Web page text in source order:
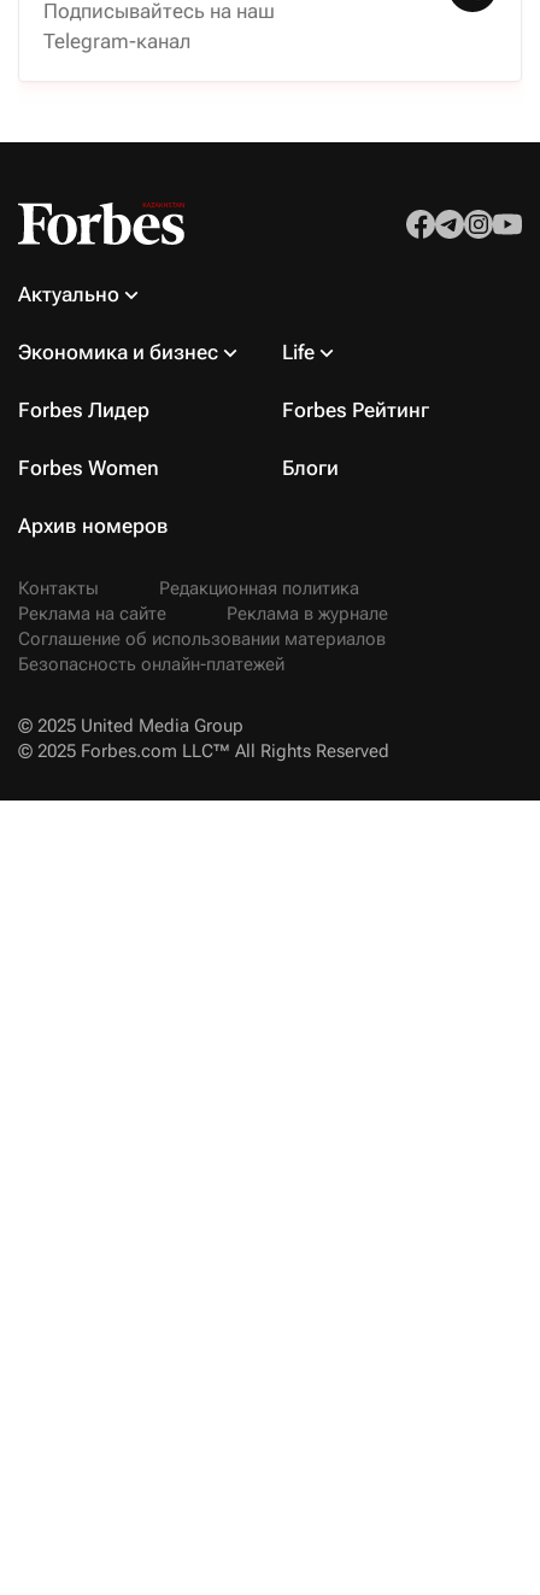
Подписывайтесь на наш
Telegram-канал
Актуально
Экономика и бизнес Life
Forbes Лидер Forbes Рейтинг
Forbes Women Блоги
Архив номеров
Контакты
Редакционная политика
Реклама на сайте
Реклама в журнале
Соглашение об использовании материалов
Безопасность онлайн-платежей
© 2025 United Media Group
© 2025 Forbes.com LLC™ All Rights Reserved